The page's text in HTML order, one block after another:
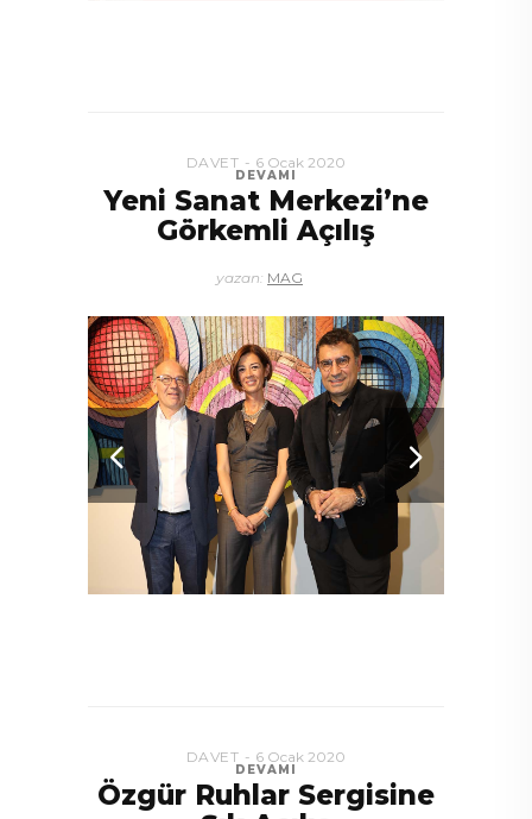
DEVAMI
DAVET 6 Ocak 2020
Yeni Sanat Merkezi’ne
Görkemli Açılış
yazan: MAG
DEVAMI
DAVET 6 Ocak 2020
Özgür Ruhlar Sergisine